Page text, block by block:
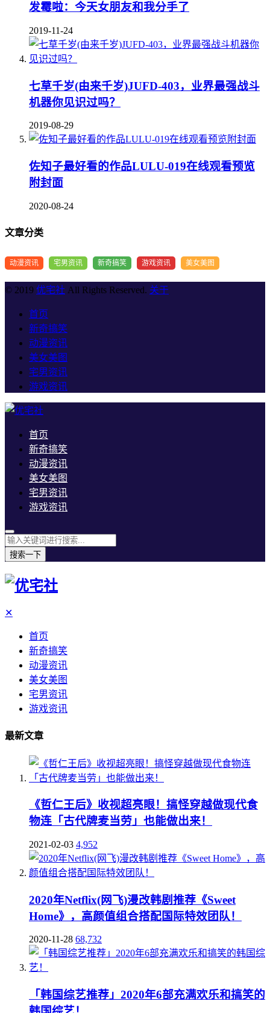
发霉啦：今天女朋友和我分手了
2019-11-24
七草千岁(由来千岁)JUFD-403，业界最强战斗
机器你见识过吗？
2019-08-29
佐知子最好看的作品LULU-019在线观看预览
附封面
2020-08-24
文章分类
动漫资讯 宅男资讯 新奇搞笑 游戏资讯 美女美图
© 2019 优宅社 All Rights Reserved. 关于
首页
新奇搞笑
动漫资讯
美女美图
宅男资讯
游戏资讯
首页
新奇搞笑
动漫资讯
美女美图
宅男资讯
游戏资讯
搜索一下
✕
首页
新奇搞笑
动漫资讯
美女美图
宅男资讯
游戏资讯
最新文章
《哲仁王后》收视超亮眼！搞怪穿越做现代食
物连「古代牌麦当劳」也能做出来！
2021-02-03 4,952
2020年Netflix(网飞)漫改韩剧推荐《Sweet
Home》，高颜值组合搭配国际特效团队！
2020-11-28 68,732
「韩国综艺推荐」2020年6部充满欢乐和搞笑的